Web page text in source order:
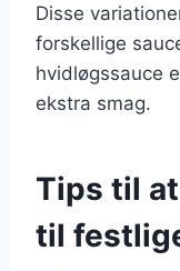
Disse
forskellige
hvidløgssauce
ekstra smag.
Tips til
til